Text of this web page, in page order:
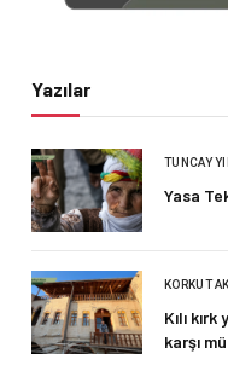
Yazılar
TUNCAY
Yasa
KORKUT
Kılı
karşı